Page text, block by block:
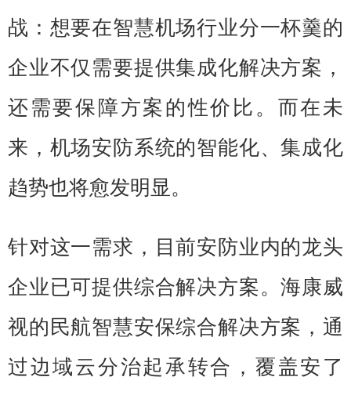
战：想要在智慧机场行业分一杯羹的
企业不仅需要提供集成化解决方案，
还需要保障方案的性价比。而在未
来，机场安防系统的智能化、集成化
趋势也将愈发明显。
针对这一需求，目前安防业内的龙头
企业已可提供综合解决方案。海康威
视的民航智慧安保综合解决方案，通
过边域云分治起承转合，覆盖安了